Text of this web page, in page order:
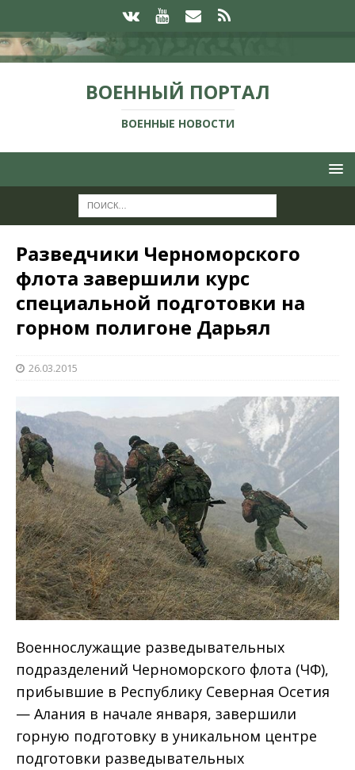
ВОЕННЫЙ ПОРТАЛ
ВОЕННЫЕ НОВОСТИ
Разведчики Черноморского
флота завершили курс
специальной подготовки на
горном полигоне Дарьял
26.03.2015
Военнослужащие разведывательных
подразделений Черноморского флота (ЧФ),
прибывшие в Республику Северная Осетия
— Алания в начале января, завершили
горную подготовку в уникальном центре
подготовки разведывательных